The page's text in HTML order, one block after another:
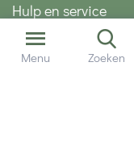
Hulp en service
Contact gegevens
Menu Zoeken